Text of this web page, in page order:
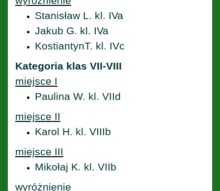
Stanisław L. kl. IVa
Jakub G. kl. IVa
KostiantynT. kl. IVc
​​​​​​​Kategoria klas VII-VIII
miejsce I
Paulina W. kl. VIId
miejsce II
Karol H. kl. VIIIb
miejsce III
Mikołaj K. kl. VIIb
wyróżnienie